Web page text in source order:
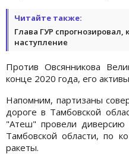
Читайте также:
Глава ГУР спрогнозировал,
наступление
Против Овсянникова
конце 2020 года, его
Напомним, партизаны
дороге в Тамбовской
"Атеш" провели
Тамбовской области, по
ракеты.